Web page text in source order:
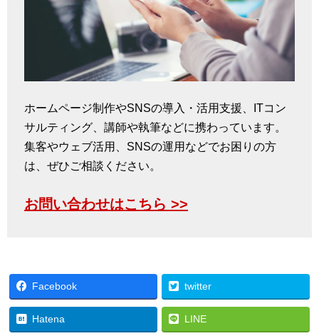
ホームページ制作やSNSの導入・活用支援、ITコン
サルティング、講師や執筆などに携わっています。
集客やウェブ活用、SNSの運用などでお困りの方
は、ぜひご相談ください。
お問い合わせはこちら >>
Facebook twitter
Hatena LINE